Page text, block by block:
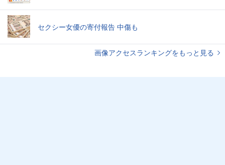
セクシー女優の寄付報告 中傷も
画像アクセスランキングをもっと見る